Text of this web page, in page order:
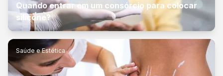
Quando entrar em um consórcio para colocar
silicone?
Saúde e Estética